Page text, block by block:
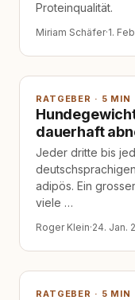
Proteinqualität.
Miriam Schäfer·1.
RATGEBER · 5 MIN
dauerhaft
Jeder dritte bis
adipös. Ein
viele …
Roger Klein·24. Jan.
RATGEBER · 5 MIN